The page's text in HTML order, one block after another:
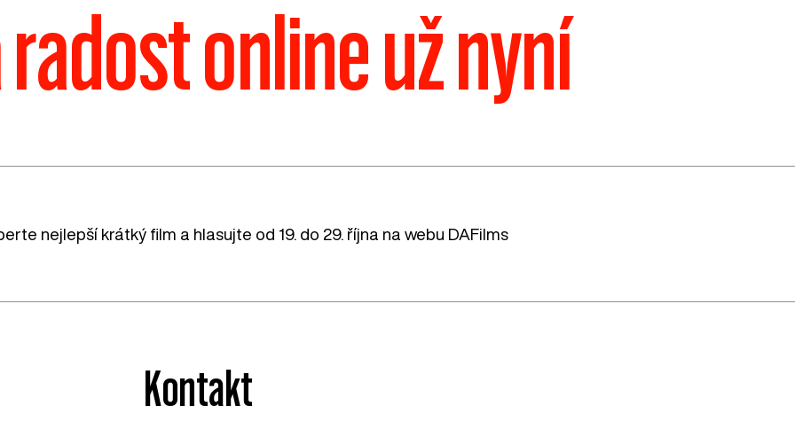
online už nyní
nejlepší krátký film a hlasujte od 19. do 29. října na webu DAFilms
Kontakt